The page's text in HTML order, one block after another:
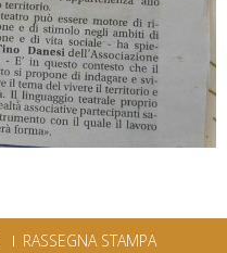
RASSEGNA STAMPA